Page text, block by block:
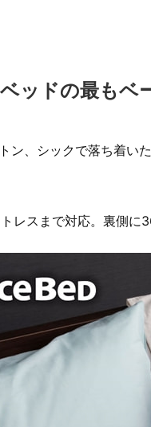
ッドの最もベ
ン、シックで落ち着い
レスまで対応。裏側に